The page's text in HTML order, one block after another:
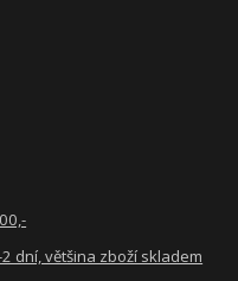
dní, většina zboží skladem